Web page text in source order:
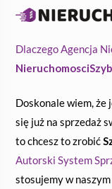
Dlaczego Agencja
Doskonale wiem, że
się już na sprzedaż
to chcesz to zrobić
Autorski System
stosujemy w